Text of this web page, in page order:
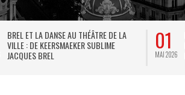
BREL ET LA DANSE AU THÉÂTRE DE LA
VILLE : DE KEERSMAEKER SUBLIME
JACQUES BREL
01
MAI 2026